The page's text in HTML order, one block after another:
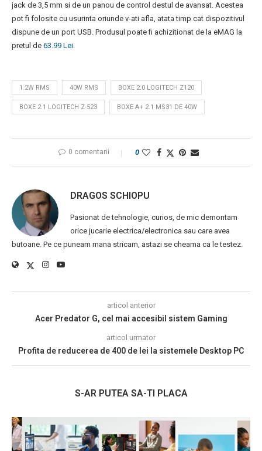
jack de 3,5 mm si de un panou de control destul de avansat. Acestea
pot fi folosite cu usurinta oriunde v-ati afla, atata timp cat dispozitivul
dispune de un port USB. Produsul poate fi achizitionat de la eMAG la
pretul de 63.99 Lei.
1.2W RMS 40W RMS BOXE 2.0 LOGITECH Z120
BOXE 2.1 LOGITECH Z-523 BOXE A+ 2.1 MS31 DE 40W
0 comentarii 0
DRAGOS SCHIOPU
Pasionat de tehnologie, curios, de mic demontam
orice jucarie electrica/electronica sau care avea
butoane. Pe ce puneam mana stricam, astazi se cheama ca le testez.
articol anterior
Acer Predator G, cel mai accesibil sistem Gaming
articol urmator
Profita de reducerea de 400 de lei la sistemele Desktop PC
S-AR PUTEA SA-TI PLACA